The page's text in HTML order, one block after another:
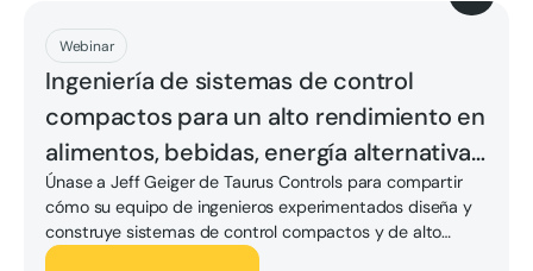
Webinar
Ingeniería de sistemas de control
compactos para un alto rendimiento en
alimentos, bebidas, energía alternativa
y acero
Únase a Jeff Geiger de Taurus Controls para compartir
cómo su equipo de ingenieros experimentados diseña y
construye sistemas de control compactos y de alto
rendimiento.
Desbloquear
Descargar